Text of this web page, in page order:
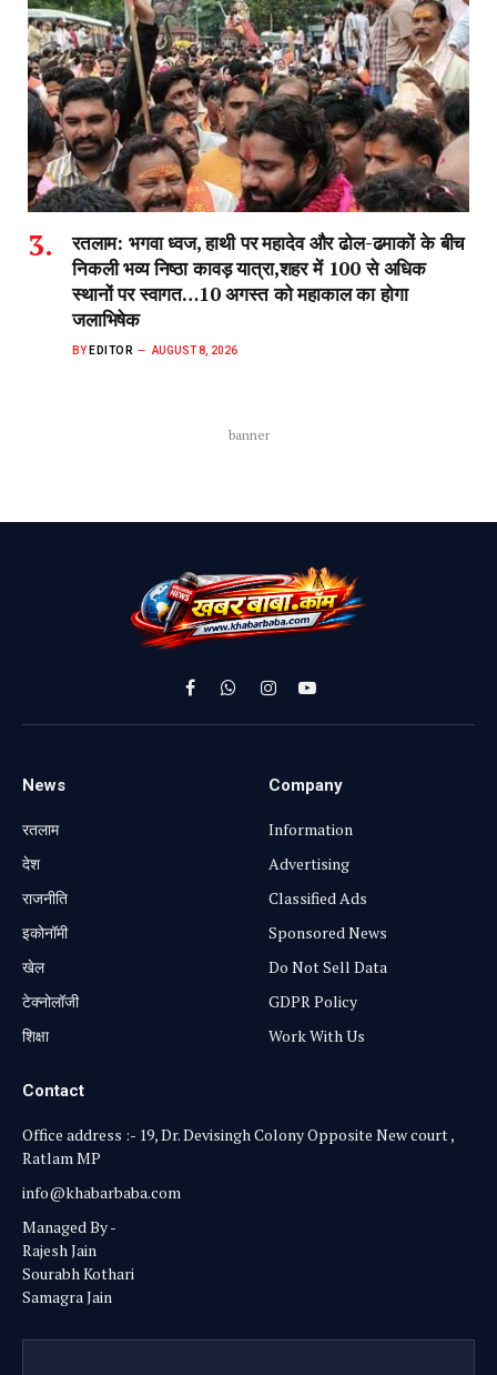
रतलाम: भगवा ध्वज, हाथी पर महादेव और ढोल-ढमाकों के बीच
निकली भव्य निष्ठा कावड़ यात्रा,शहर में 100 से अधिक
स्थानों पर स्वागत…10 अगस्त को महाकाल का होगा
जलाभिषेक
BY EDITOR AUGUST 8, 2026
banner
FacebookWhatsApp
InstagramYouTube
News
रतलाम
⁠देश
राजनीति
⁠इकोनॉमी
खेल
टेक्नोलॉजी
शिक्षा
Company
Information
Advertising
Classified Ads
Sponsored News
Do Not Sell Data
GDPR Policy
Work With Us
Contact
Office address :- 19, Dr. Devisingh Colony Opposite New court ,
Ratlam MP
info@khabarbaba.com
Managed By -
Rajesh Jain
Sourabh Kothari
Samagra Jain